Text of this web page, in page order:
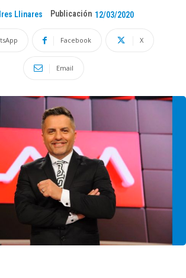
Llinares Publicación 12/03/2020
Facebook X
Email